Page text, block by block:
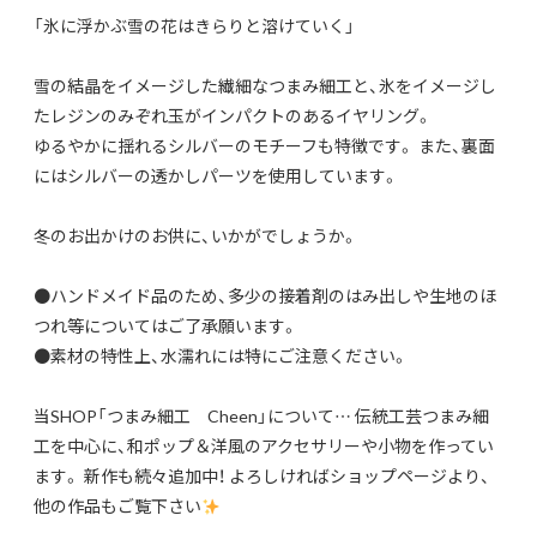
「氷に浮かぶ雪の花はきらりと溶けていく」
雪の結晶をイメージした繊細なつまみ細工と、氷をイメージし
たレジンのみぞれ玉がインパクトのあるイヤリング。
ゆるやかに揺れるシルバーのモチーフも特徴です。 また、裏面
にはシルバーの透かしパーツを使用しています。
冬のお出かけのお供に、いかがでしょうか。
●ハンドメイド品のため、多少の接着剤のはみ出しや生地のほ
つれ等についてはご了承願います。
●素材の特性上、水濡れには特にご注意ください。
当SHOP「つまみ細工 Cheen」について… 伝統工芸つまみ細
工を中心に、和ポップ＆洋風のアクセサリーや小物を作ってい
ます。 新作も続々追加中！ よろしければショップページより、
他の作品もご覧下さい